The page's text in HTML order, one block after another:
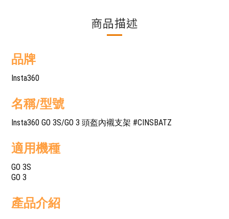
商品描述
品牌
Insta360
名稱/型號
Insta360 GO 3S/GO 3 頭盔內襯支架 #CINSBATZ
適用機種
GO 3S
GO 3
產品介紹